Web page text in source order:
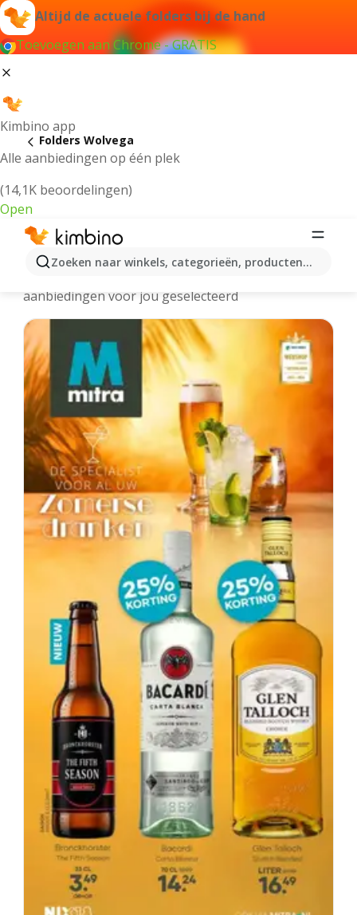
Altijd de actuele folders bij de hand
Toevoegen aan Chrome - GRATIS
Kimbino app
Alle aanbiedingen op één plek
(14,1K beoordelingen)
Open
Zoeken naar winkels, categorieën, producten...
Folders Wolvega
Wolvega - Meest recente folders
aanbiedingen voor jou geselecteerd